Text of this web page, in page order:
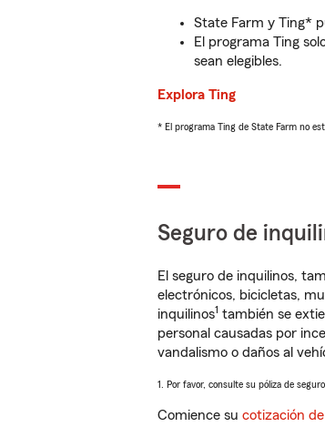
State Farm y Ting*
El programa Ting
sean elegibles.
Explora Ting
* El programa Ting de State Farm no
Seguro de
El seguro de inquilinos,
electrónicos, bicicletas,
inquilinos1 también se
personal causadas por
vandalismo o daños al
1. Por favor, consulte su póliza de
Comience su cotización